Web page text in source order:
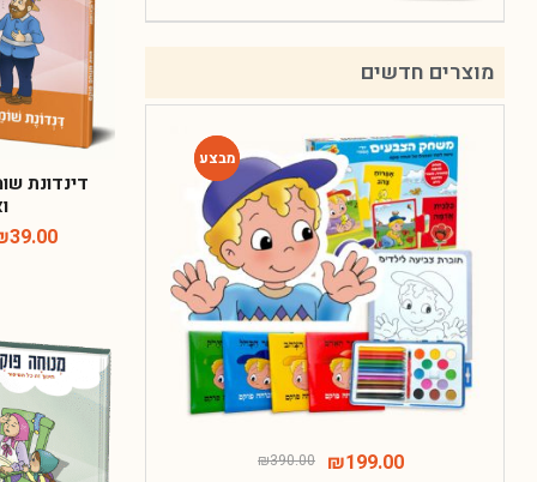
מוצרים חדשים
-49%
-49%
₪390.00 ₪199.00
דינדונת
39.00